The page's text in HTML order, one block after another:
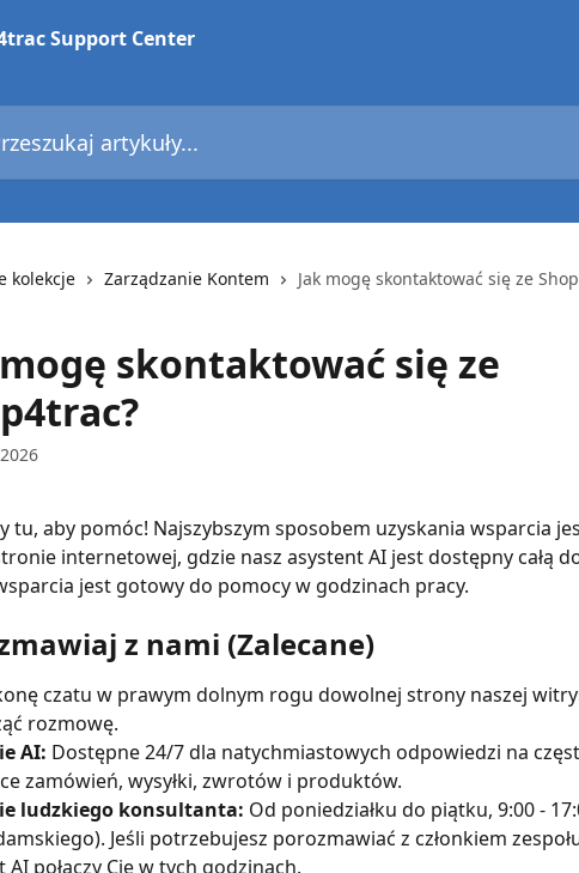
artykuły...
kolekcje Zarządzanie Kontem Jak mogę skontaktować się ze
skontaktować się ze
tu, aby pomóc! Najszybszym sposobem uzyskania wsparcia
internetowej, gdzie nasz asystent AI jest dostępny całą
jest gotowy do pomocy w godzinach pracy.
z nami (Zalecane)
czatu w prawym dolnym rogu dowolnej strony naszej
rozmowę.
AI: Dostępne 24/7 dla natychmiastowych odpowiedzi na
zamówień, wysyłki, zwrotów i produktów.
ludzkiego konsultanta: Od poniedziałku do piątku, 9:00 -
Jeśli potrzebujesz porozmawiać z członkiem
AI połączy Cię w tych godzinach.